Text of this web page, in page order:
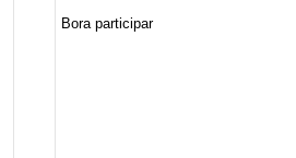
Bora participar